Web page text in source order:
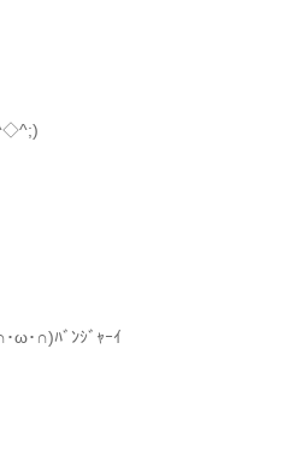
ω･∩)ﾊﾞﾝｼﾞｬｰｲ